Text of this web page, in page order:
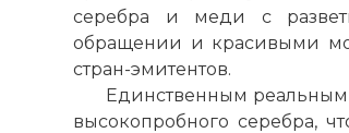
серебра и меди с
обращении и красивыми
стран-эмитентов.
Единственным
высокопробного серебра,